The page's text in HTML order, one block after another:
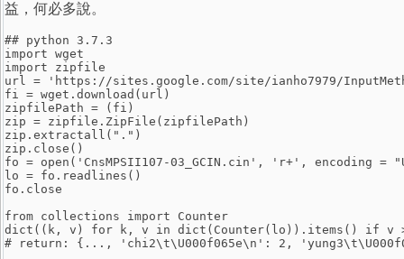
益，何必多說。
## python 3.7.3
import wget
import zipfile
url = 'https://sites.google.com/site/ianho7979/
fi = wget.download(url)
zipfilePath = (fi)
zip = zipfile.ZipFile(zipfilePath)
zip.extractall(".")
zip.close()
fo = open('CnsMPSII107-03_GCIN.cin', 'r+', encoding =
lo = fo.readlines()
fo.close
from collections import Counter
dict((k, v) for k, v in dict(Counter(lo)).items() if v
# return: {..., 'chi2\t\U000f065e\n': 2,